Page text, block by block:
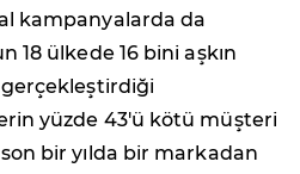
kampanyalarda da
18 ülkede 16 bini aşkın
gerçekleştirdiği
yüzde 43'ü kötü müşteri
bir yılda bir markadan